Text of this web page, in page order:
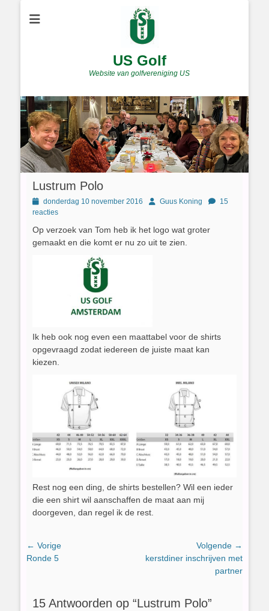
US Golf
Website van golfvereniging US
Lustrum Polo
Geplaatst
op
donderdag 10 november 2016 AuthorGuus Koning
15
reacties
Op verzoek van Tom heb ik het logo wat groter
gemaakt en die komt er nu zo uit te zien.
Ik heb ook nog even een maattabel voor de shirts
opgevraagd zodat iedereen de juiste maat kan
kiezen.
Rest nog een ding, de shirts bestellen? Wil een ieder
die een shirt wil aanschaffen de maat aan mij
doorgeven, dan regel ik de rest.
Bericht
navigatie
← Vorige
Vorig
Ronde 5
Volgende →
Volgend
kerstdiner inschrijven met
partner
15 Antwoorden op “Lustrum Polo”